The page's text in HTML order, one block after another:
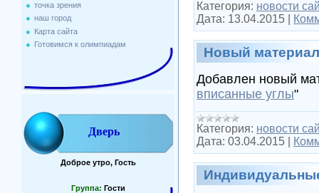
точка зрения
наш город
Карта сайта
Готовимся к олимпиадам
Дверь
Доброе утро, Гость
Группа: Гости
Категория: новости
Дата: 13.04.2015
Новый материал
Добавлен новый
вписанные углы"
Категория: новости
Дата: 03.04.2015